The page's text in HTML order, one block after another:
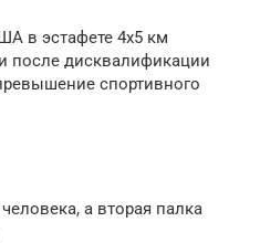
в эстафете 4х5 км
после дисквалификации
спортивного
а вторая палка